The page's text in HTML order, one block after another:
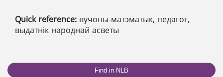
Quick reference: вучоны-матэматык, педагог,
выдатнік народнай асветы
Find in NLB